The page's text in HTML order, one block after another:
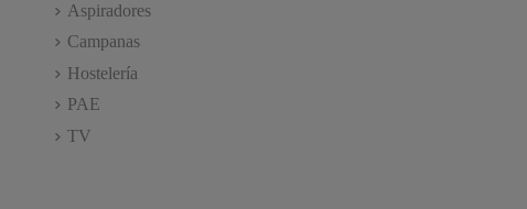
Aspiradores
Campanas
Hostelería
PAE
TV